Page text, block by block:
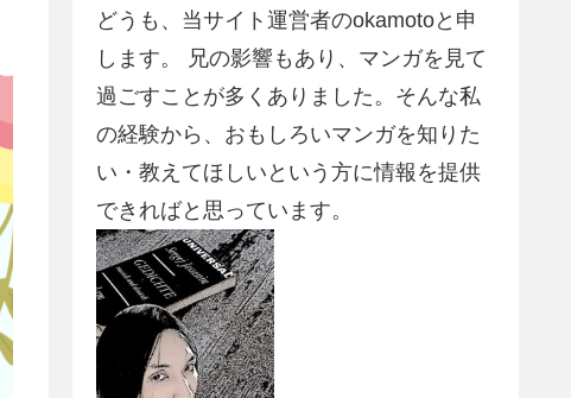
どうも、当サイト運営者のokamotoと申
します。 兄の影響もあり、マンガを見て
過ごすことが多くありました。そんな私
の経験から、おもしろいマンガを知りた
い・教えてほしいという方に情報を提供
できればと思っています。